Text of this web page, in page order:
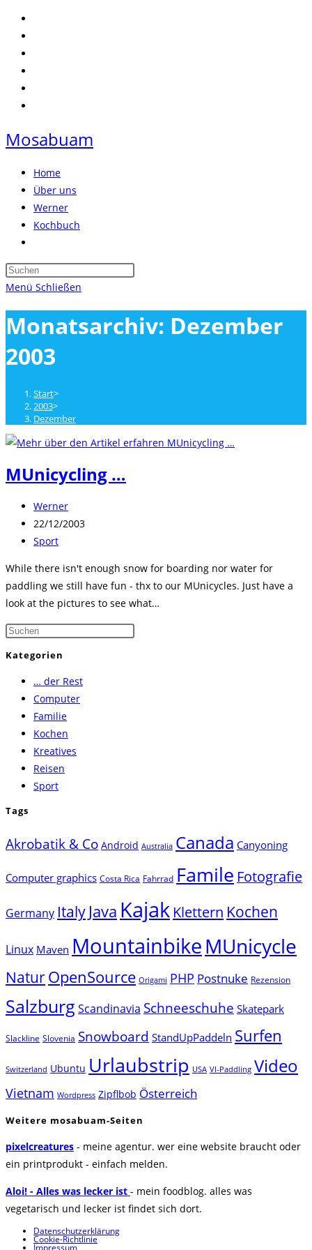
Zum
Inhalt
springen
Mosabuam
Home
Über uns
Werner
Kochbuch
umschalten
Press
close
the
Menü Schließen
Monatsarchiv: Dezember
2003
Start>
2003>
Dezember
MUnicycling …
Beitrags-
Autor:
Werner
Beitrag
veröffentlicht:
22/12/2003
Beitrags-
Sport
While there isn't enough snow for boarding nor water for
paddling we still have fun - thx to our MUnicycles. Just have a
look at the pictures to see what…
Press
Kategorien
… der Rest
Computer
Familie
Kochen
Kreatives
Reisen
Sport
Tags
Akrobatik & Co Android Australia Canada Canyoning
Computer graphics Costa Rica Fahrrad Famile Fotografie
Germany Italy Java Kajak Klettern Kochen
Linux Maven MountainbikeMUnicycle
NaturOpenSource Origami PHP Postnuke Rezension
SalzburgScandinavia Schneeschuhe Skatepark
Slackline Slovenia Snowboard StandUpPaddeln Surfen
Switzerland Ubuntu Urlaubstrip USA VI-Paddling Video
Vietnam Wordpress Zipflbob Österreich
Weitere mosabuam-Seiten
pixelcreatures - meine agentur. wer eine website braucht oder
ein printprodukt - einfach melden.
Aloi! - Alles was lecker ist - mein foodblog. alles was
vegetarisch und lecker ist findet sich dort.
Datenschutzerklärung
Cookie-Richtlinie
Impressum